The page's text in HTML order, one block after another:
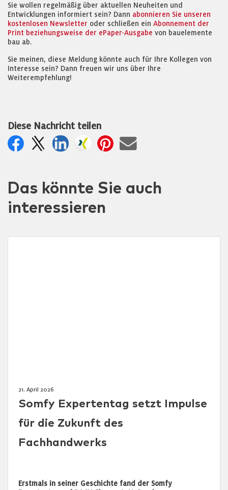
Sie wollen regelmäßig über aktuellen Neuheiten und
Entwicklungen informiert sein? Dann abonnieren Sie unseren
kostenlosen Newsletter oder schließen ein Abonnement der
Print beziehungsweise der ePaper-Ausgabe von bauelemente
bau ab.
Sie meinen, diese Meldung könnte auch für Ihre Kollegen von
Interesse sein? Dann freuen wir uns über Ihre
Weiterempfehlung!
Diese Nachricht teilen
Das könnte Sie auch
interessieren
21. April 2026
Somfy Expertentag setzt Impulse
für die Zukunft des
Fachhandwerks
Erstmals in seiner Geschichte fand der Somfy